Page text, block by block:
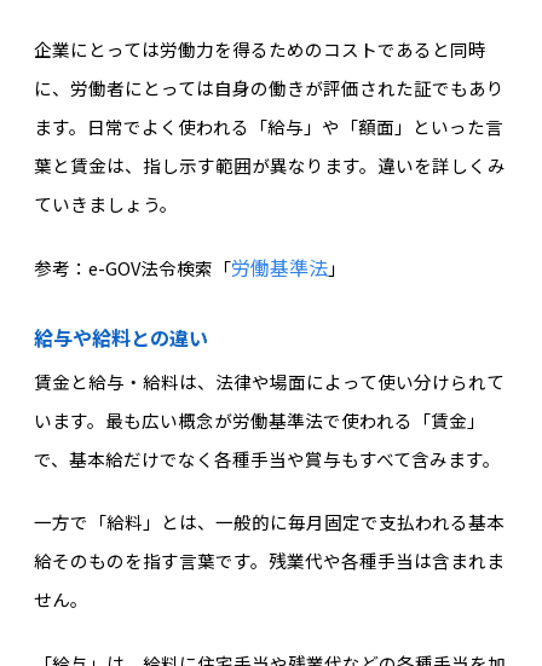
企業にとっては労働力を得るためのコストであると同時
に、労働者にとっては自身の働きが評価された証でもあり
ます。日常でよく使われる「給与」や「額面」といった言
葉と賃金は、指し示す範囲が異なります。違いを詳しくみ
ていきましょう。
参考：e-GOV法令検索「労働基準法」
給与や給料との違い
賃金と給与・給料は、法律や場面によって使い分けられて
います。最も広い概念が労働基準法で使われる「賃金」
で、基本給だけでなく各種手当や賞与もすべて含みます。
一方で「給料」とは、一般的に毎月固定で支払われる基本
給そのものを指す言葉です。残業代や各種手当は含まれま
せん。